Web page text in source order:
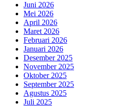
Juni 2026
Mei 2026
April 2026
Maret 2026
Februari 2026
Januari 2026
Desember 2025
November 2025
Oktober 2025
September 2025
Agustus 2025
Juli 2025